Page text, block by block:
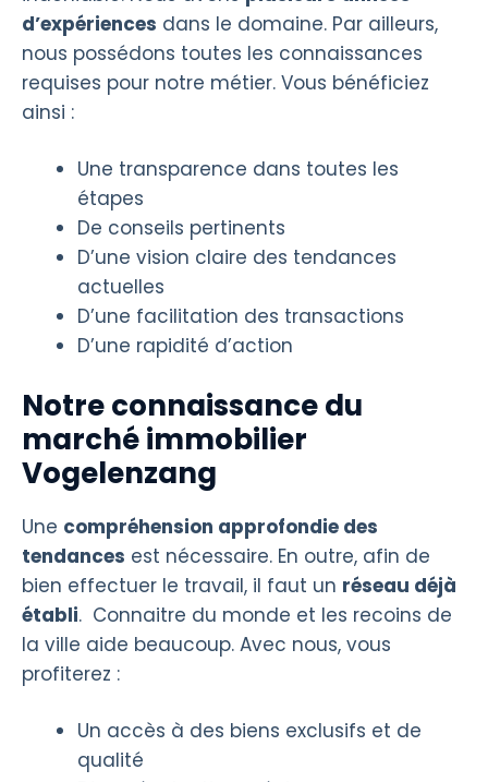
d’expériences dans le domaine. Par ailleurs,
nous possédons toutes les connaissances
requises pour notre métier. Vous bénéficiez
ainsi :
Une transparence dans toutes les
étapes
De conseils pertinents
D’une vision claire des tendances
actuelles
D’une facilitation des transactions
D’une rapidité d’action
Notre connaissance du
marché immobilier
Vogelenzang
Une compréhension approfondie des
tendances est nécessaire. En outre, afin de
bien effectuer le travail, il faut un réseau déjà
établi. Connaitre du monde et les recoins de
la ville aide beaucoup. Avec nous, vous
profiterez :
Un accès à des biens exclusifs et de
qualité